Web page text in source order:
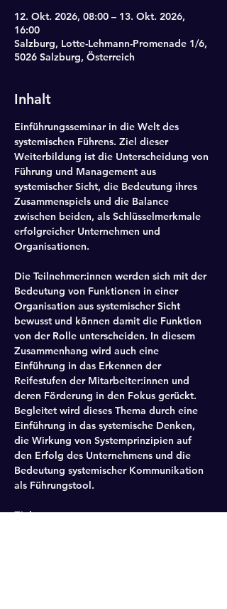
12. Okt. 2026, 08:00 – 13. Okt. 2026,
16:00
Salzburg, Lotte-Lehmann-Promenade 1/6,
5026 Salzburg, Österreich
Inhalt
Einführungsseminar in die Welt des
systemischen Führens. Ziel dieser
Weiterbildung ist die Unterscheidung von
Führung und Management aus
systemischer Sicht, die Bedeutung ihres
Zusammenspiels und die Balance
zwischen beiden, als Schlüsselmerkmale
erfolgreicher Unternehmen und
Organisationen.
Die Teilnehmer:innen werden sich mit der
Bedeutung von Funktionen in einer
Organisation aus systemischer Sicht
bewusst und können damit die Funktion
von der Rolle unterscheiden. In diesem
Zusammenhang wird auch eine
Einführung in das Erkennen der
Reifestufen der Mitarbeiter:innen und
deren Förderung in den Fokus gerückt.
Begleitet wird dieses Thema durch eine
Einführung in das systemische Denken,
die Wirkung von Systemprinzipien auf
den Erfolg des Unternehmens und die
Bedeutung systemischer Kommunikation
als Führungstool.
Ziele